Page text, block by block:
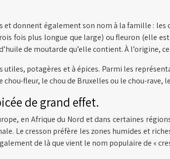
donnent également son nom à la famille :
fois plus longue que large) ou fleuron (elle
de moutarde qu’elle contient. À l’origine,
potagères et à épices. Parmi les
fleur, le chou de Bruxelles ou le chou-rave,
de grand effet.
en Afrique du Nord et dans certaines
Le cresson préfère les zones humides et
de là que vient le nom populaire de «